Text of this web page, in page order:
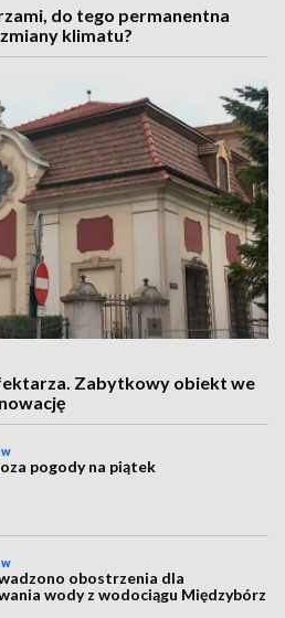
do tego permanentna
klimatu?
Zabytkowy obiekt we
pogody na piątek
obostrzenia dla
wody z wodociągu Międzybórz